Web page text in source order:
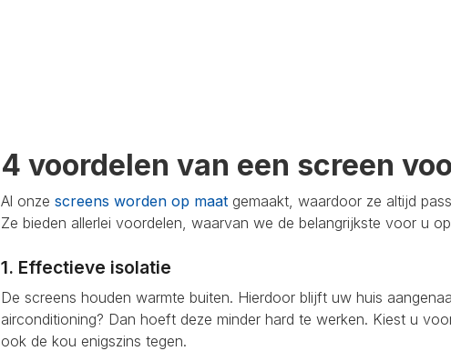
4 voordelen van een screen
Al onze screens worden op maat gemaakt, waardoor ze altijd
Ze bieden allerlei voordelen, waarvan we de belangrijkste voor u
1. Effectieve isolatie
De screens houden warmte buiten. Hierdoor blijft uw huis
airconditioning? Dan hoeft deze minder hard te werken. Kiest u
ook de kou enigszins tegen.